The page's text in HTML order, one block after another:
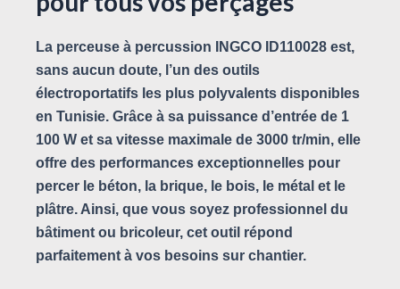
La perceuse à percussion INGCO ID110028 est,
sans aucun doute, l’un des outils
électroportatifs les plus polyvalents disponibles
en Tunisie. Grâce à sa puissance d’entrée de 1
100 W et sa vitesse maximale de 3000 tr/min, elle
offre des performances exceptionnelles pour
percer le béton, la brique, le bois, le métal et le
plâtre. Ainsi, que vous soyez professionnel du
bâtiment ou bricoleur, cet outil répond
parfaitement à vos besoins sur chantier.